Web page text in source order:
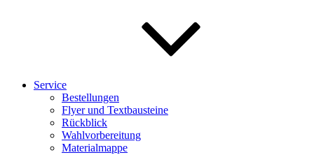
Service
Bestellungen
Flyer und Textbausteine
Rückblick
Wahlvorbereitung
Materialmappe